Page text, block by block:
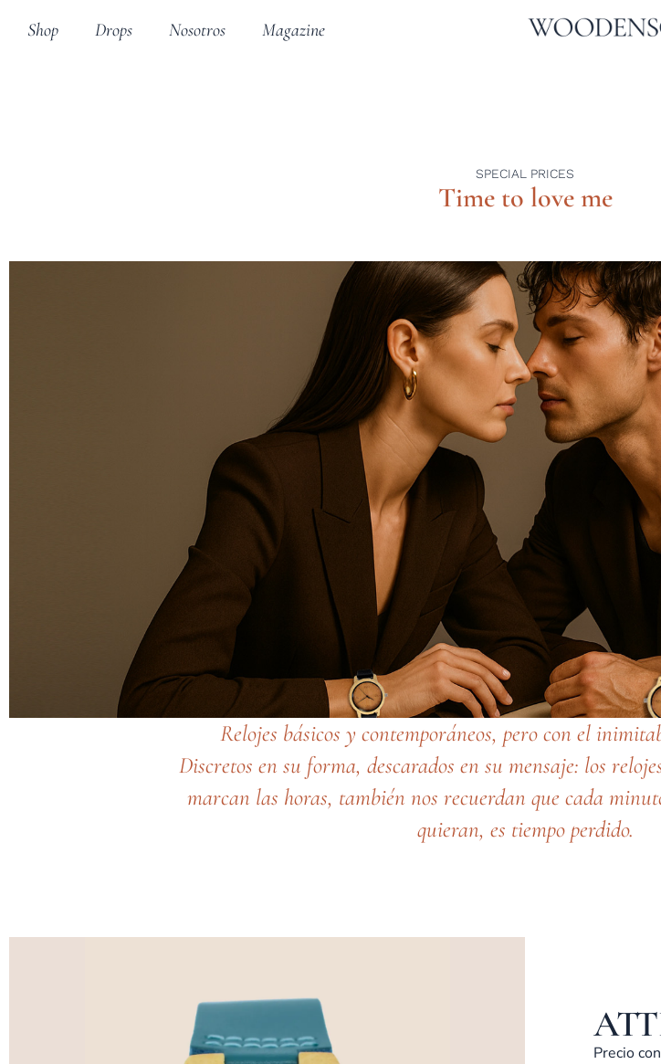
Shop Drops Nosotros Magazine
SPECIAL PRICES
Time to love me
Relojes básicos y contemporáneos, pero con el
Discretos en su forma, descarados en su mensaje: los
marcan las horas, también nos recuerdan que cada
quieran, es tiempo perdido.
Precio